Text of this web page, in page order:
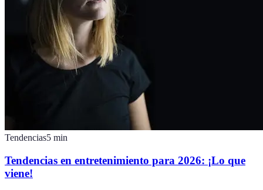
Tendencias5 min
Tendencias en entretenimiento para 2026: ¡Lo que
viene!